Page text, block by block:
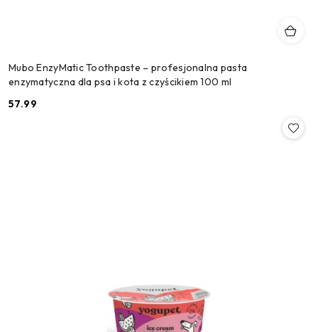
Mubo EnzyMatic Toothpaste – profesjonalna pasta
enzymatyczna dla psa i kota z czyścikiem 100 ml
Cena:
57.99